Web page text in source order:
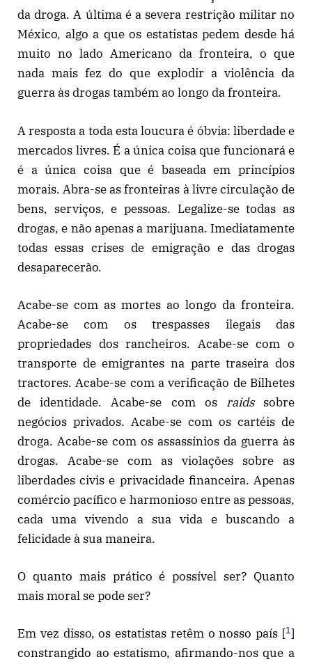
da droga. A última é a severa restrição militar no
México, algo a que os estatistas pedem desde há
muito no lado Americano da fronteira, o que
nada mais fez do que explodir a violência da
guerra às drogas também ao longo da fronteira.
A resposta a toda esta loucura é óbvia: liberdade e
mercados livres. É a única coisa que funcionará e
é a única coisa que é baseada em princípios
morais. Abra-se as fronteiras à livre circulação de
bens, serviços, e pessoas. Legalize-se todas as
drogas, e não apenas a marijuana. Imediatamente
todas essas crises de emigração e das drogas
desaparecerão.
Acabe-se com as mortes ao longo da fronteira.
Acabe-se com os trespasses ilegais das
propriedades dos rancheiros. Acabe-se com o
transporte de emigrantes na parte traseira dos
tractores. Acabe-se com a verificação de Bilhetes
de identidade. Acabe-se com os raidssobre
negócios privados. Acabe-se com os cartéis de
droga. Acabe-se com os assassínios da guerra às
drogas. Acabe-se com as violações sobre as
liberdades civis e privacidade financeira. Apenas
comércio pacífico e harmonioso entre as pessoas,
cada uma vivendo a sua vida e buscando a
felicidade à sua maneira.
O quanto mais prático é possível ser? Quanto
mais moral se pode ser?
Em vez disso, os estatistas retêm o nosso país [1]
constrangido ao estatismo, afirmando-nos que a